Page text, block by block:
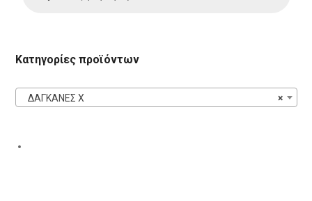
Κατηγορίες προϊόντων
×
ΔΑΓΚΑΝΕΣ X